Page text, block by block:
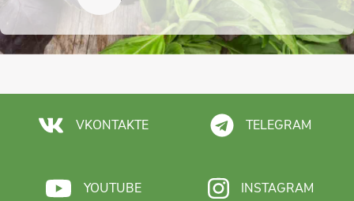
VKONTAKTE TELEGRAM
YOUTUBE INSTAGRAM